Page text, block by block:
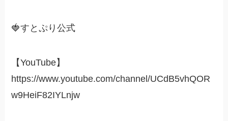
🍓すとぷり公式
【YouTube】
https://www.youtube.com/channel/UCdB5vhQOR
w9HeiF82IYLnjw